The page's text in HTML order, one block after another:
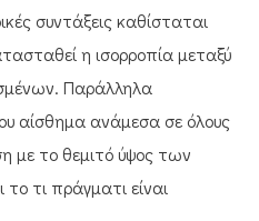
συντάξεις καθίσταται
η ισορροπία μεταξύ
Παράλληλα
αίσθημα ανάμεσα σε όλους
με το θεμιτό ύψος των
τι πράγματι είναι